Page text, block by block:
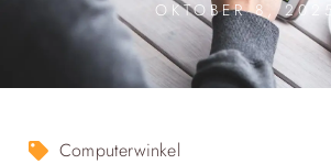
OKTOBER 8, 2025
Computerwinkel